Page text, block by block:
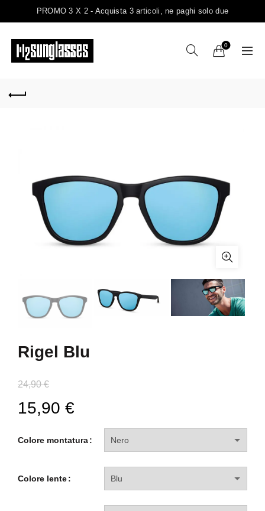
PROMO 3 X 2 - Acquista 3 articoli, ne paghi solo due
0
Rigel Blu
24,90€
15,90 €
Colore montatura
Colore lente